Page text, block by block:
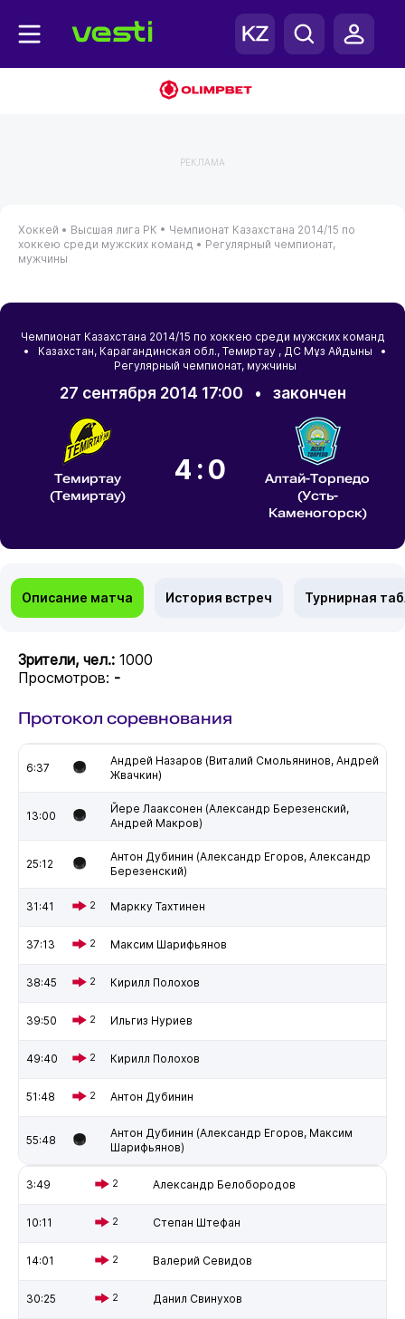
РЕКЛАМА
Хоккей • Высшая лига РК • Чемпионат Казахстана 2014/15 по
хоккею среди мужских команд • Регулярный чемпионат,
мужчины
Чемпионат Казахстана 2014/15 по хоккею среди мужских команд
• Казахстан, Карагандинская обл., Темиртау , ДС Мұз Айдыны •
Регулярный чемпионат, мужчины
27 сентября 2014 17:00 • закончен
Темиртау
(Темиртау)
4:0
Алтай-Торпедо
(Усть-
Каменогорск)
Описание матча История встреч Турнирная
Зрители, чел.: 1000
Просмотров: -
Протокол соревнования
6:37
Андрей Назаров (Виталий Смольянинов, Андрей
Жвачкин)
13:00
Йере Лааксонен (Александр Березенский,
Андрей Макров)
25:12
Антон Дубинин (Александр Егоров, Александр
Березенский)
31:41 2 Маркку Тахтинен
37:13 2 Максим Шарифьянов
38:45 2 Кирилл Полохов
39:50 2 Ильгиз Нуриев
49:40 2 Кирилл Полохов
51:48 2 Антон Дубинин
55:48
Антон Дубинин (Александр Егоров, Максим
Шарифьянов)
3:49 2 Александр Белобородов
10:11 2 Степан Штефан
14:01 2 Валерий Севидов
30:25 2 Данил Свинухов